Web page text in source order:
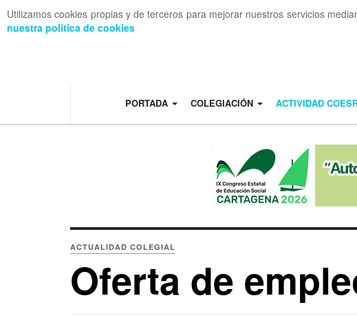
Utilizamos cookies propias y de terceros para mejorar nuestros servicios
nuestra política de cookies
PORTADA COLEGIACIÓN ACTIVIDAD
ACTUALIDAD COLEGIAL
Oferta de